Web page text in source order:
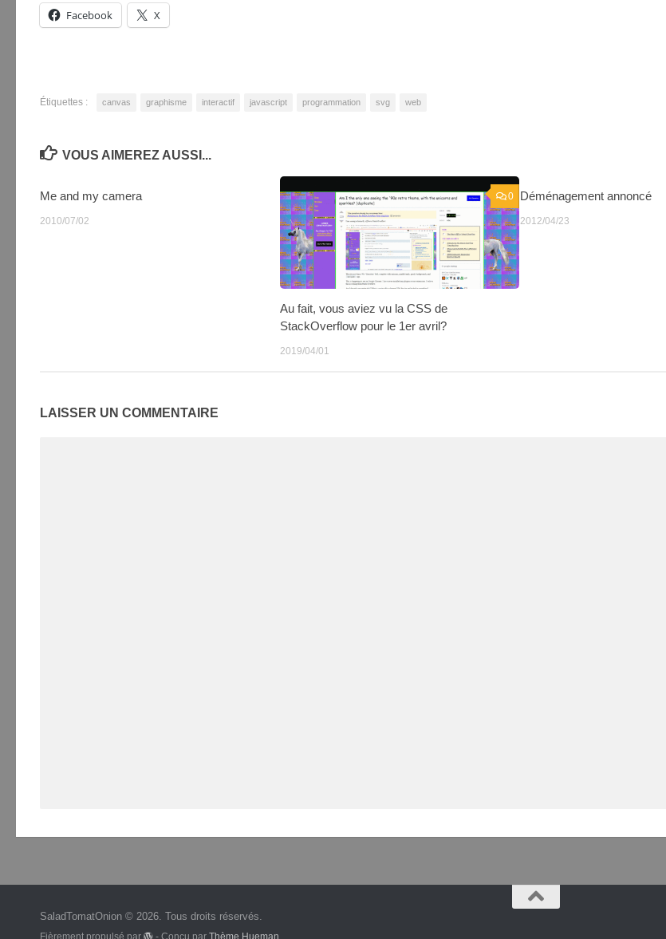
Facebook X
Étiquettes : canvas graphisme interactif javascript programmation svg web
VOUS AIMEREZ AUSSI...
Me and my camera
2010/07/02
0
Au fait, vous aviez vu la CSS de
StackOverflow pour le 1er avril?
2019/04/01
Déménagement annoncé
2012/04/23
LAISSER UN COMMENTAIRE
SaladTomatOnion © 2026. Tous droits réservés.
Fièrement propulsé par - Conçu par Thème Hueman